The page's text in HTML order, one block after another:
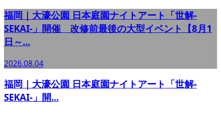
福岡｜大濠公園 日本庭園ナイトアート「世解-
SEKAI-」開催 改修前最後の大型イベント【8月1
日～...
2026.08.04
福岡｜大濠公園 日本庭園ナイトアート「世解-
SEKAI-」開...